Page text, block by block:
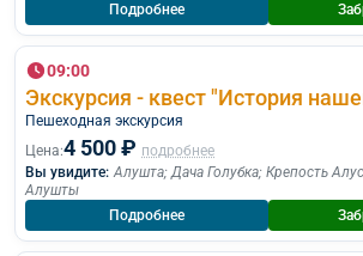
Подробнее
09:00
Экскурсия - квест "История
Пешеходная экскурcия
Цена:4 500 ₽ подробнее
Вы увидите: Алушта;Дача Голубка; Крепость
Алушты
Подробнее